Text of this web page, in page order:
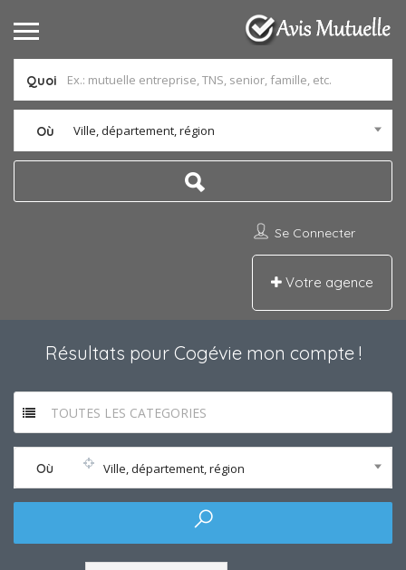
Quoi
Où Ville, département, région
Se Connecter
Votre agence
Résultats pour Cogévie mon compte!
TOUTES LES CATEGORIES
Où Ville, département, région